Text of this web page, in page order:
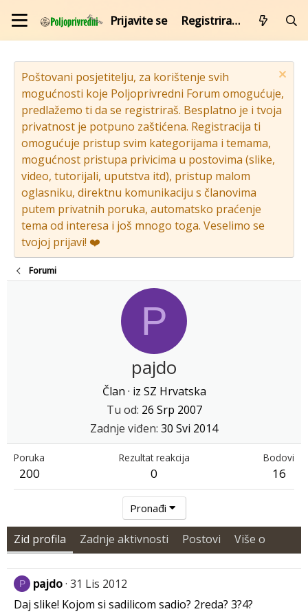
Prijavite se Registrirajte se
Poštovani posjetitelju, za korištenje svih
mogućnosti koje Poljoprivredni Forum omogućuje,
predlažemo ti da se registriraš. Besplatno je i tvoja
privatnost je potpuno zaštićena. Registracija ti
omogućuje pristup svim kategorijama i temama,
mogućnost pristupa privicima u postovima (slike,
video, tutorijali, uputstva itd), pristup malom
oglasniku, direktnu komunikaciju s članovima
putem privatnih poruka, automatsko praćenje
tema od interesa i još mnogo toga. Veselimo se
tvojoj prijavi! ❤️
Forumi
P
pajdo
Član · iz SZ Hrvatska
Tu od 26 Srp 2007
Zadnje viđen 30 Svi 2014
Poruka
200
Rezultat reakcija
0
Bodovi
16
Pronađi
Zid profila Zadnje aktivnosti Postovi Više o
P pajdo 31 Lis 2012
Daj slike! Kojom si sadilicom sadio? 2reda? 3?4?